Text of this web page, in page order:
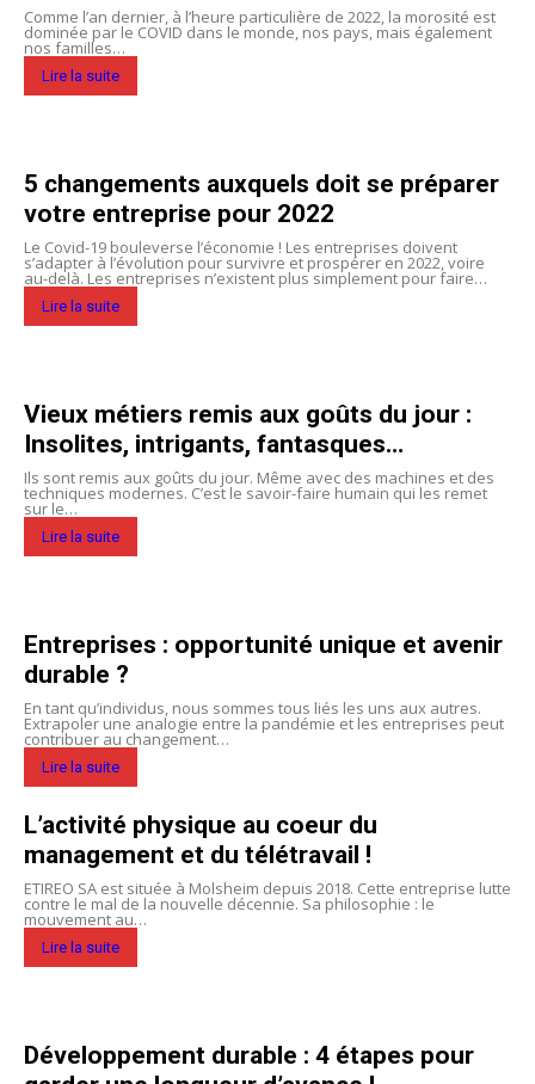
Comme l’an dernier, à l’heure particulière de 2022, la morosité est
dominée par le COVID dans le monde, nos pays, mais également
nos familles…
Lire la suite
5 changements auxquels doit se préparer
votre entreprise pour 2022
Le Covid-19 bouleverse l’économie ! Les entreprises doivent
s’adapter à l’évolution pour survivre et prospérer en 2022, voire
au-delà. Les entreprises n’existent plus simplement pour faire…
Lire la suite
Vieux métiers remis aux goûts du jour :
Insolites, intrigants, fantasques…
Ils sont remis aux goûts du jour. Même avec des machines et des
techniques modernes. C’est le savoir-faire humain qui les remet
sur le…
Lire la suite
Entreprises : opportunité unique et avenir
durable ?
En tant qu’individus, nous sommes tous liés les uns aux autres.
Extrapoler une analogie entre la pandémie et les entreprises peut
contribuer au changement…
Lire la suite
L’activité physique au coeur du
management et du télétravail !
ETIREO SA est située à Molsheim depuis 2018. Cette entreprise lutte
contre le mal de la nouvelle décennie. Sa philosophie : le
mouvement au…
Lire la suite
Développement durable : 4 étapes pour